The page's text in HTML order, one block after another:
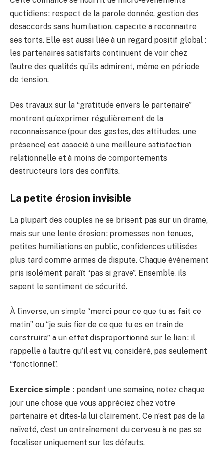
quotidiens : respect de la parole donnée, gestion des
désaccords sans humiliation, capacité à reconnaître
ses torts. Elle est aussi liée à un regard positif global :
les partenaires satisfaits continuent de voir chez
l’autre des qualités qu’ils admirent, même en période
de tension.
Des travaux sur la “gratitude envers le partenaire”
montrent qu’exprimer régulièrement de la
reconnaissance (pour des gestes, des attitudes, une
présence) est associé à une meilleure satisfaction
relationnelle et à moins de comportements
destructeurs lors des conflits.
La petite érosion invisible
La plupart des couples ne se brisent pas sur un drame,
mais sur une lente érosion : promesses non tenues,
petites humiliations en public, confidences utilisées
plus tard comme armes de dispute. Chaque événement
pris isolément paraît “pas si grave”. Ensemble, ils
sapent le sentiment de sécurité.
À l’inverse, un simple “merci pour ce que tu as fait ce
matin” ou “je suis fier de ce que tu es en train de
construire” a un effet disproportionné sur le lien : il
rappelle à l’autre qu’il est vu, considéré, pas seulement
“fonctionnel”.
Exercice simple : pendant une semaine, notez chaque
jour une chose que vous appréciez chez votre
partenaire et dites‑la lui clairement. Ce n’est pas de la
naïveté, c’est un entraînement du cerveau à ne pas se
focaliser uniquement sur les défauts.